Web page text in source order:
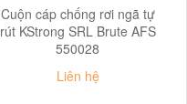
Cuộn cáp chống rơi ngã tự
rút KStrong SRL Brute AFS
550028
Liên hệ